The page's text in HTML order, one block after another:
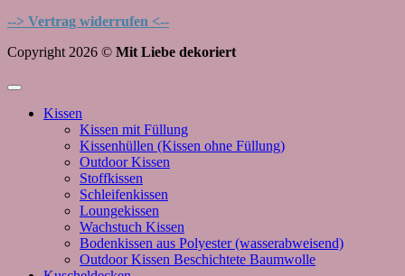
--> Vertrag widerrufen <--
Copyright 2026 © Mit Liebe dekoriert
Kissen
Kissen mit Füllung
Kissenhüllen (Kissen ohne Füllung)
Outdoor Kissen
Stoffkissen
Schleifenkissen
Loungekissen
Wachstuch Kissen
Bodenkissen aus Polyester (wasserabweisend)
Outdoor Kissen Beschichtete Baumwolle